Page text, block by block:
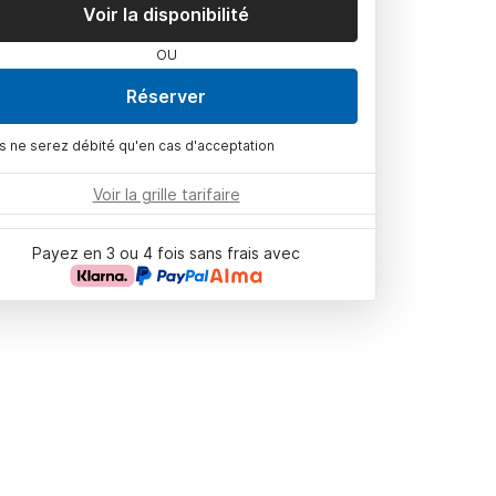
Voir la disponibilité
OU
Réserver
ne serez débité qu'en cas d'acceptation
Voir la grille tarifaire
Payez en 3 ou 4 fois sans frais avec